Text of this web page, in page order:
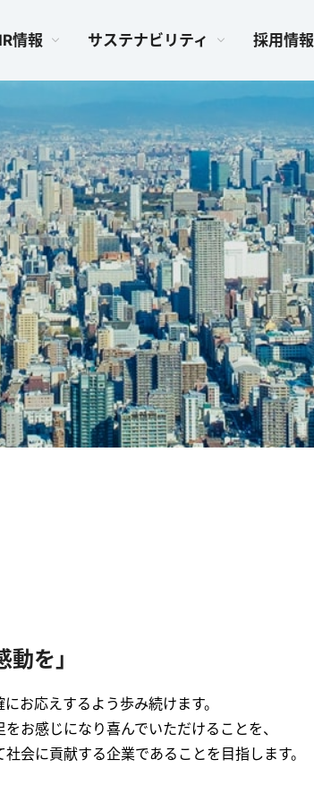
IR情報 サステナビリティ 採用情報
を」
お応えするよう歩み続けます。
お感じになり喜んでいただけることを、
会に貢献する企業であることを目指します。